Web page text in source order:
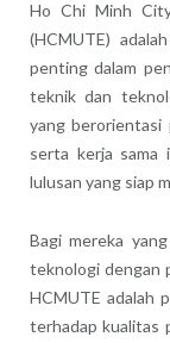
Ho Chi Minh
(HCMUTE)
penting dalam
teknik dan
yang berorientasi
serta kerja sama
lulusan yang siap
Bagi mereka
teknologi dengan
HCMUTE adalah
terhadap kualitas